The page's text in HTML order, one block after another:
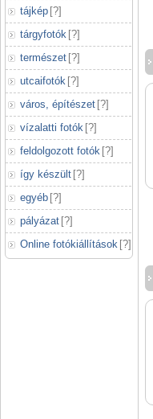
tájkép [?]
tárgyfotók [?]
természet [?]
utcaifotók [?]
város, építészet [?]
vízalatti fotók [?]
feldolgozott fotók [?]
így készült [?]
egyéb [?]
pályázat [?]
Online fotókiállítások [?]